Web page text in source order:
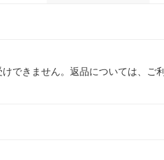
できません。返品については、ご